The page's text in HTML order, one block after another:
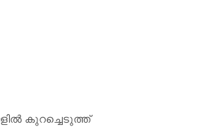
കുറച്ചെടുത്ത്